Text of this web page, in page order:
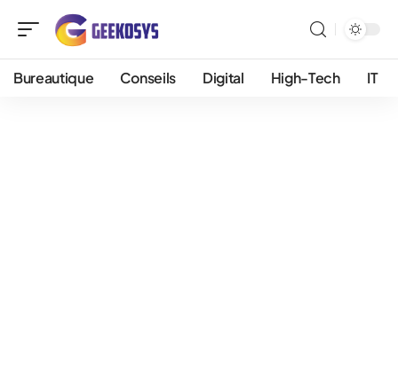
Bureautique Conseils Digital High-Tech IT